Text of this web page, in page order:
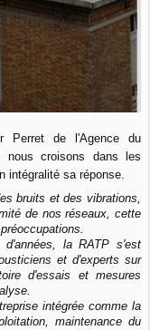
Perret de l'Agence du
nous croisons dans les
intégralité sa réponse.
bruits et des vibrations,
de nos réseaux, cette
la RATP s'est
et d'experts sur
d'essais et mesures
intégrée comme la
maintenance du